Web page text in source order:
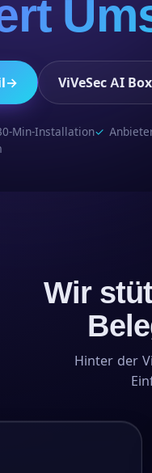
→ ViVeSec AI
Min-Installation
Wir
Hinter der